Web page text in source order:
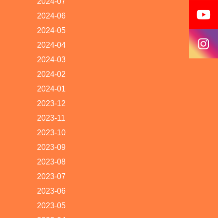
2024-06
2024-05
2024-04
2024-03
2024-02
2024-01
2023-12
2023-11
2023-10
2023-09
2023-08
2023-07
2023-06
2023-05